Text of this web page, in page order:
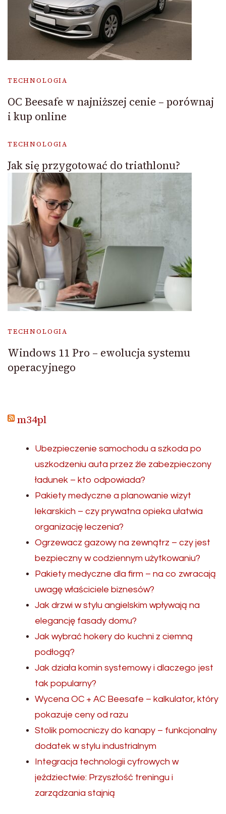
TECHNOLOGIA
OC Beesafe w najniższej cenie – porównaj
i kup online
TECHNOLOGIA
Jak się przygotować do triathlonu?
TECHNOLOGIA
Windows 11 Pro – ewolucja systemu
operacyjnego
m34pl
Ubezpieczenie samochodu a szkoda po
uszkodzeniu auta przez źle zabezpieczony
ładunek – kto odpowiada?
Pakiety medyczne a planowanie wizyt
lekarskich – czy prywatna opieka ułatwia
organizację leczenia?
Ogrzewacz gazowy na zewnątrz – czy jest
bezpieczny w codziennym użytkowaniu?
Pakiety medyczne dla firm – na co zwracają
uwagę właściciele biznesów?
Jak drzwi w stylu angielskim wpływają na
elegancję fasady domu?
Jak wybrać hokery do kuchni z ciemną
podłogą?
Jak działa komin systemowy i dlaczego jest
tak popularny?
Wycena OC + AC Beesafe – kalkulator, który
pokazuje ceny od razu
Stolik pomocniczy do kanapy – funkcjonalny
dodatek w stylu industrialnym
Integracja technologii cyfrowych w
jeździectwie: Przyszłość treningu i
zarządzania stajnią